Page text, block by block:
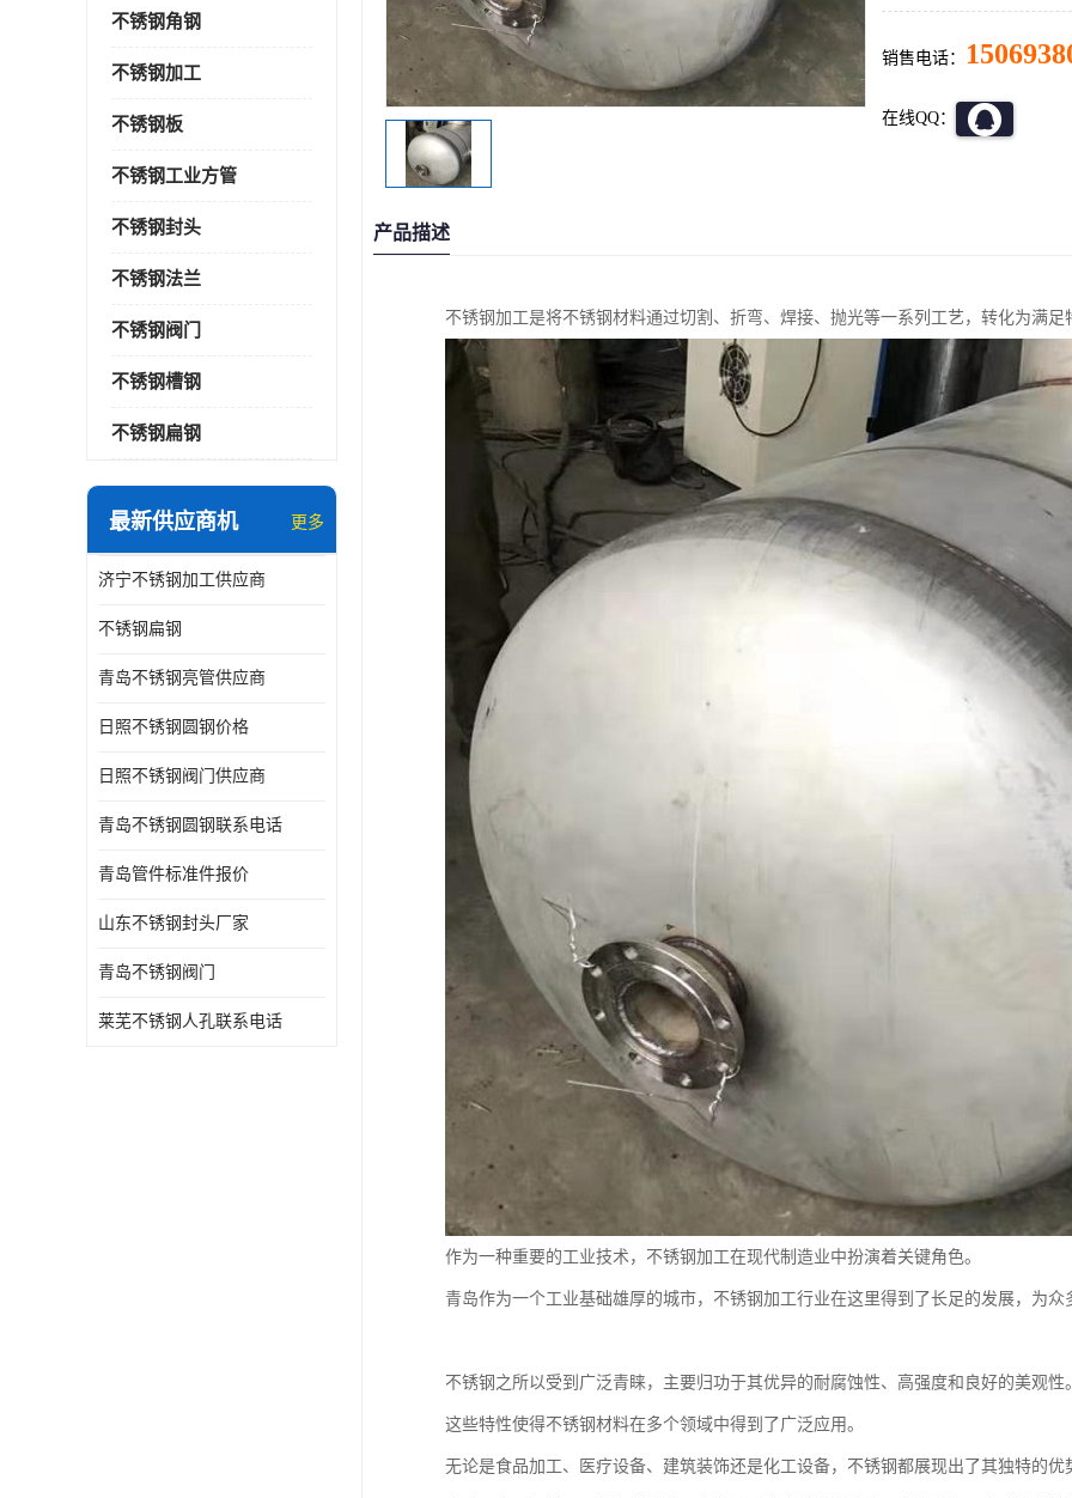
不锈钢角钢
不锈钢加工
不锈钢板
不锈钢工业方管
不锈钢封头
不锈钢法兰
不锈钢阀门
不锈钢槽钢
不锈钢扁钢
最新供应商机 更多
济宁不锈钢加工供应商
不锈钢扁钢
青岛不锈钢亮管供应商
日照不锈钢圆钢价格
日照不锈钢阀门供应商
青岛不锈钢圆钢联系电话
青岛管件标准件报价
山东不锈钢封头厂家
青岛不锈钢阀门
莱芜不锈钢人孔联系电话
销售电话：
在线QQ：
产品描述
不锈钢加工是将不锈钢材料通过切割、折弯、焊接、抛光等一系列工艺，转化为满
作为一种重要的工业技术，不锈钢加工在现代制造业中扮演着关键角色。
青岛作为一个工业基础雄厚的城市，不锈钢加工行业在这里得到了长足的发展，为
不锈钢之所以受到广泛青睐，主要归功于其优异的耐腐蚀性、高强度和良好的美观性
这些特性使得不锈钢材料在多个领域中得到了广泛应用。
无论是食品加工、医疗设备、建筑装饰还是化工设备，不锈钢都展现出了其独特的优